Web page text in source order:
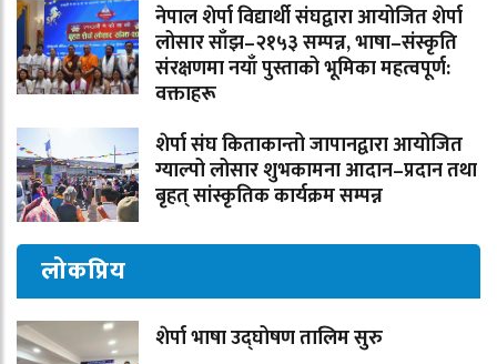
नेपाल शेर्पा विद्यार्थी संघद्वारा आयोजित शेर्पा
लोसार साँझ–२१५३ सम्पन्न, भाषा–संस्कृति
संरक्षणमा नयाँ पुस्ताको भूमिका महत्वपूर्ण:
वक्ताहरू
शेर्पा संघ किताकान्तो जापानद्वारा आयोजित
ग्याल्पो लोसार शुभकामना आदान–प्रदान तथा
बृहत् सांस्कृतिक कार्यक्रम सम्पन्न
लोकप्रिय
शेर्पा भाषा उद्घोषण तालिम सुरु